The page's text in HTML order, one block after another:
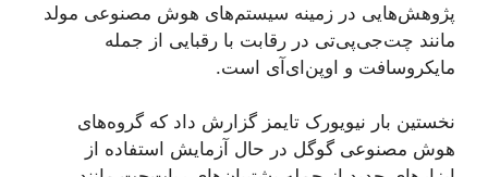
پژوهش‌هایی در زمینه سیستم‌های هوش مصنوعی مولد
مانند چت‌جی‌پی‌تی در رقابت با رقبایی از جمله
مایکروسافت و اوپن‌ای‌آی است.
نخستین بار نیویورک تایمز گزارش داد که گروه‌های
هوش مصنوعی گوگل در حال‌ آزمایش استفاده از